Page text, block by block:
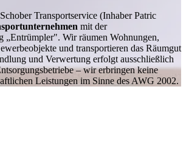
Schober Transportservice (Inhaber Patric
mit der
„Entrümpler". Wir räumen Wohnungen,
und transportieren das Räumgut
und Verwertung erfolgt ausschließlich
– wir erbringen keine
Leistungen im Sinne des AWG 2002.